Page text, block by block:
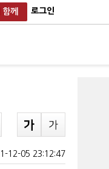
함께 로그인
12-05 23:12:47